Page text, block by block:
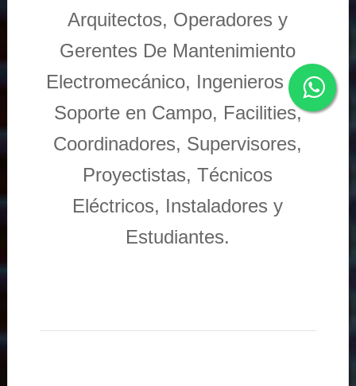
Arquitectos, Operadores y
Gerentes De Mantenimiento
Electromecánico, Ingenieros de
Soporte en Campo, Facilities,
Coordinadores, Supervisores,
Proyectistas, Técnicos
Eléctricos, Instaladores y
Estudiantes.